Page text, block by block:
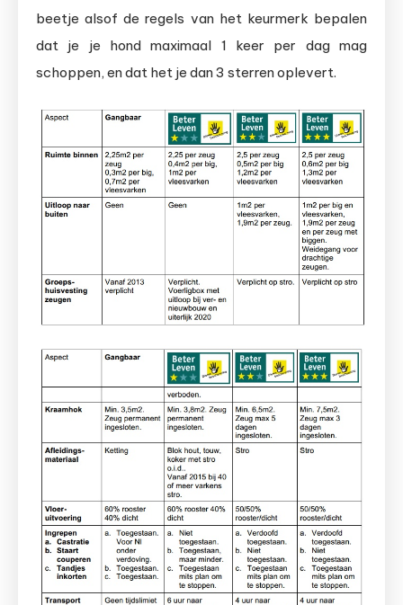
beetje alsof de regels van het keurmerk bepalen
dat je je hond maximaal 1 keer per dag mag
schoppen, en dat het je dan 3 sterren oplevert.